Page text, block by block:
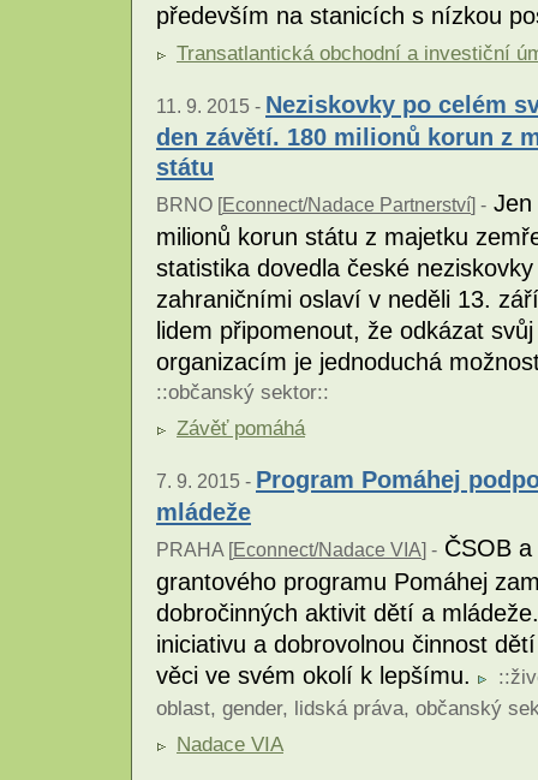
především na stanicích s nízkou
Transatlantická obchodní a investiční
11. 9. 2015 - Neziskovky po celém
den závětí. 180 milionů korun z
státu
BRNO [Econnect/Nadace Partnerství] - Jen
milionů korun státu z majetku
statistika dovedla české
zahraničními oslaví v neděli 13.
lidem připomenout, že odkázat
organizacím je jednoduchá
::občanský sektor::
Závěť pomáhá
7. 9. 2015 - Program Pomáhej
mládeže
PRAHA [Econnect/Nadace VIA] - ČSOB
grantového programu Pomáhej
dobročinných aktivit dětí a
iniciativu a dobrovolnou činnost
věci ve svém okolí k lepšímu.
::
oblast, gender, lidská práva, občanský
Nadace VIA